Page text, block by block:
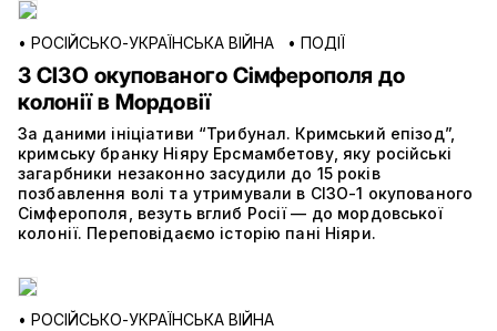
• РОСІЙСЬКО-УКРАЇНСЬКА ВІЙНА • ПОДІЇ
З СІЗО окупованого Сімферополя до
колонії в Мордовії
За даними ініціативи “Трибунал. Кримський епізод”,
кримську бранку Ніяру Ерсмамбетову, яку російські
загарбники незаконно засудили до 15 років
позбавлення волі та утримували в СІЗО-1 окупованого
Сімферополя, везуть вглиб Росії — до мордовської
колонії. Переповідаємо історію пані Ніяри.
• РОСІЙСЬКО-УКРАЇНСЬКА ВІЙНА